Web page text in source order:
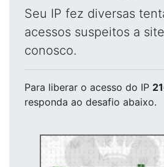
Seu IP fez diversas
acessos suspeitos a
conosco.
Para liberar o acesso do IP
responda ao desafio abaixo.